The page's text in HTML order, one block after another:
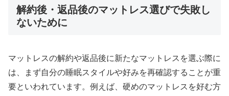
解約後・返品後のマットレス選びで失敗し
ないために
マットレスの解約や返品後に新たなマットレスを選ぶ際に
は、まず自分の睡眠スタイルや好みを再確認することが重
要といわれています。例えば、硬めのマットレスを好む方